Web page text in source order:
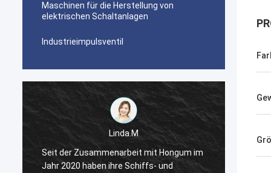
Maschinen für die Herstellung von
elektrischen Schaltanlagen
Industrieimpulsventil
Linda.M
Seit der Zusammenarbeit mit Hongum im
Jahr 2020 haben ihre Schiffs- und